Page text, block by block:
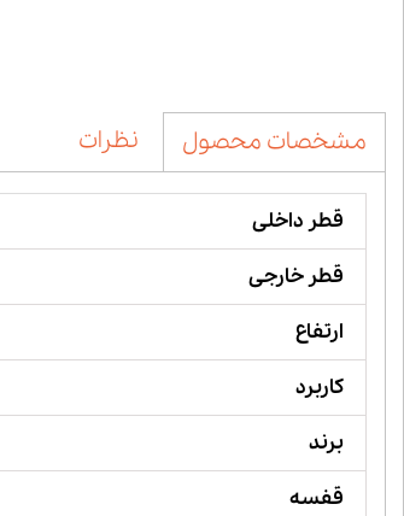
مشخصات محصول نظرات
قطر داخلی
قطر خارجی
ارتفاع
کاربرد
برند
قفسه